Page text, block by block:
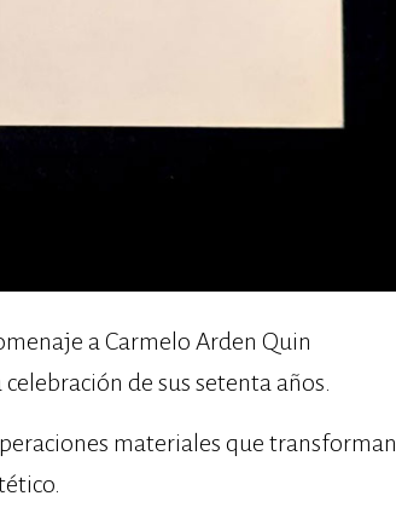
a Carmelo Arden Quin
de sus setenta años.
materiales que transforman